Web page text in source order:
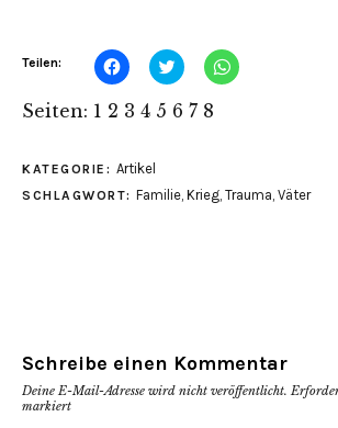
Teilen: Klick,
um
Facebook
zu
in
neuem
Fenster
geöffnet)
Klick,
um
Twitter
zu
Fenster
geöffnet)
Klicken,
um
Fenster
geöffnet)
Seiten: 1 2 3 4 5 6 7 8
KATEGORIE: Artikel
SCHLAGWORT: Familie Krieg Trauma Väter
Schreibe einen Kommentar
Deine E-Mail-Adresse wird nicht veröffentlicht.
markiert